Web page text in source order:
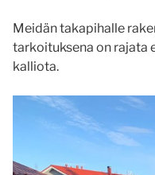
Meidän takapihalle
tarkoituksena on rajata
kalliota.